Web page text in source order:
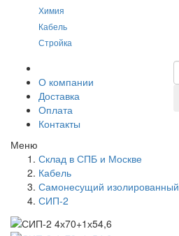
Химия
Кабель
Стройка
О компании
Доставка
Оплата
Контакты
Меню
Склад в СПБ и Москве
Кабель
Самонесущий изолированный
СИП-2